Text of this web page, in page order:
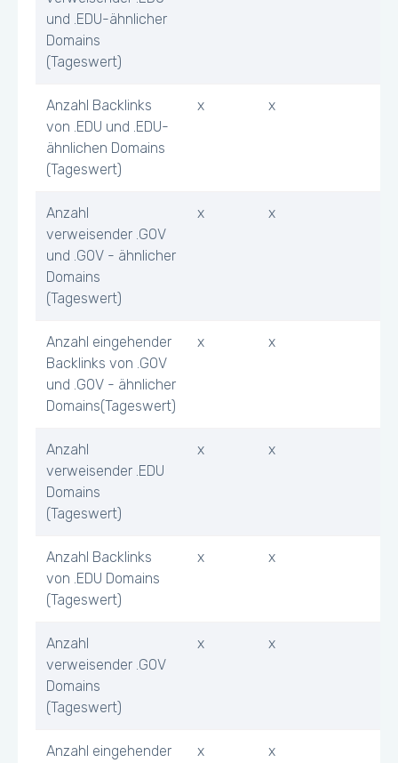
und .EDU-ähnlicher
Domains
(Tageswert)
Anzahl Backlinks
von .EDU und .EDU-
ähnlichen Domains
(Tageswert)
x x
Anzahl
verweisender .GOV
und .GOV - ähnlicher
Domains
(Tageswert)
x x
Anzahl eingehender
Backlinks von .GOV
und .GOV - ähnlicher
Domains(Tageswert)
x x
Anzahl
verweisender .EDU
Domains
(Tageswert)
x x
Anzahl Backlinks
von .EDU Domains
(Tageswert)
x x
Anzahl
verweisender .GOV
Domains
(Tageswert)
x x
Anzahl eingehender
x x